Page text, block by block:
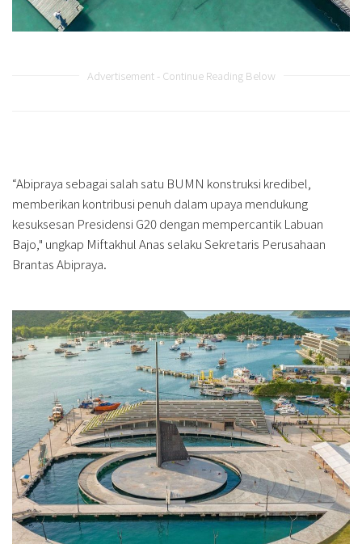
Advertisement - Continue Reading Below
“Abipraya sebagai salah satu BUMN konstruksi kredibel,
memberikan kontribusi penuh dalam upaya mendukung
kesuksesan Presidensi G20 dengan mempercantik Labuan
Bajo," ungkap Miftakhul Anas selaku Sekretaris Perusahaan
Brantas Abipraya.